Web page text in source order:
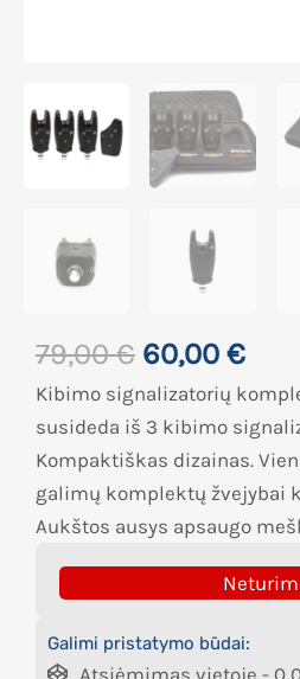
79,00€ 60,00 €
Kibimo signalizatorių
susideda iš 3 kibimo
Kompaktiškas dizainas.
galimų komplektų žvejybai
Aukštos ausys apsaugo
Galimi pristatymo būdai: